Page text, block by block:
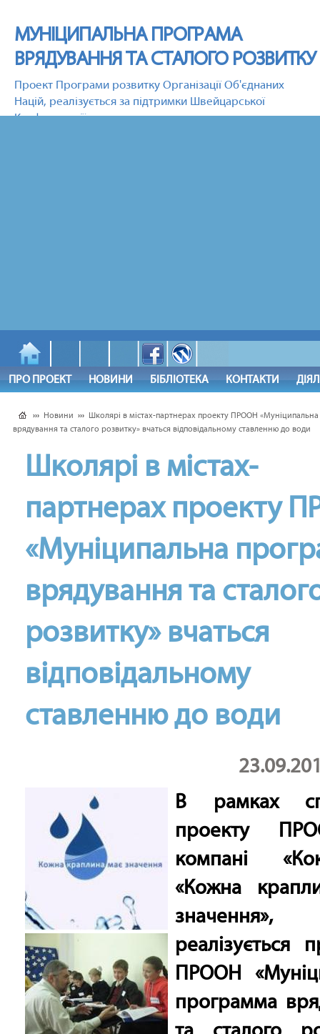
МУНІЦИПАЛЬНА ПРОГРАМА
ВРЯДУВАННЯ ТА СТАЛОГО РОЗВИТКУ
Проект Програми розвитку Організації Об'єднаних
Націй, реалізується за підтримки Швейцарської
Конфедерації
ПРО ПРОЕКТ НОВИНИ БІБЛІОТЕКА КОНТАКТИ
››› Новини ››› Школярі в містах-партнерах проекту ПРООН
врядування та сталого розвитку» вчаться відповідальному ставленню до води
Школярі в містах-
партнерах проекту
«Муніципальна
врядування та
розвитку» вчаться
відповідальному
ставленню до води
В рамках
проекту
компані
«Кожна
реалізується
ПРООН
программа